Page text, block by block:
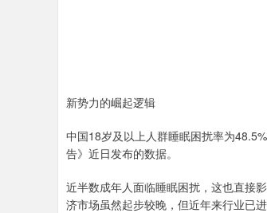
新势力的崛起逻辑
中国18岁及以上人群睡眠困扰率为
告》近日发布的数据。
近半数成年人面临睡眠困扰，这也直接
济市场虽然起步较晚，但近年来行业已